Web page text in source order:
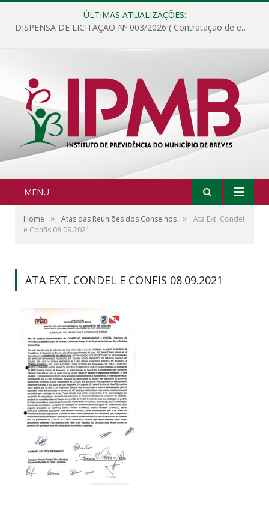
ÚLTIMAS ATUALIZAÇÕES:
DISPENSA DE LICITAÇÃO Nº 003/2026 ( Contratação de empresa para fornecimento de gêneros alimentícios não perecíveis, materiais de expediente, descartáveis, copa e cozinha, para análise e posterior publicação.)
MENU
Home » Atas das Reuniões dos Conselhos »
Ata Ext. Condel
e Confis 08.09.2021
ATA EXT. CONDEL E CONFIS 08.09.2021